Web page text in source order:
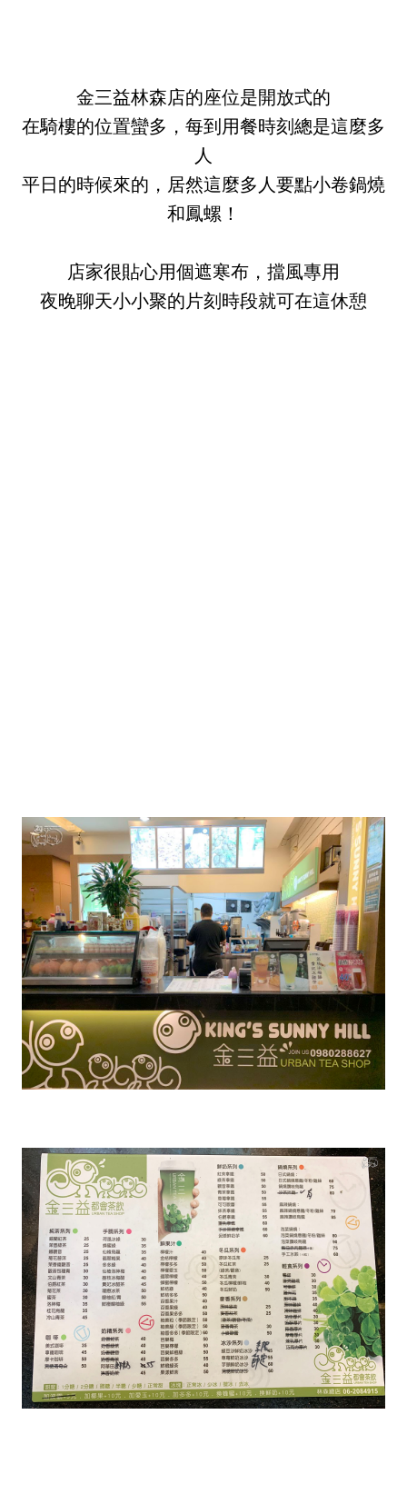
金三益林森店的座位是開放式的
在騎樓的位置蠻多，每到用餐時刻總是這麼多
人
平日的時候來的，居然這麼多人要點小卷鍋燒
和鳳螺！
店家很貼心用個遮寒布，擋風專用
夜晚聊天小小聚的片刻時段就可在這休憩